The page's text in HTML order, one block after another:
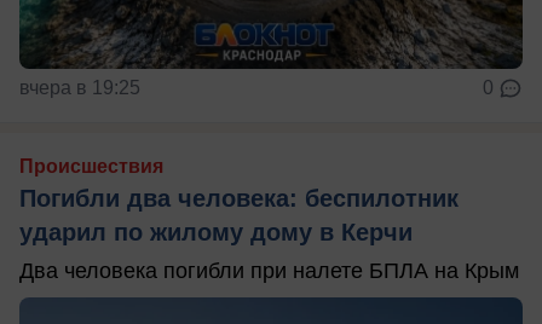
вчера в 19:25 0
Происшествия
Погибли два человека: беспилотник
ударил по жилому дому в Керчи
Два человека погибли при налете БПЛА на Крым